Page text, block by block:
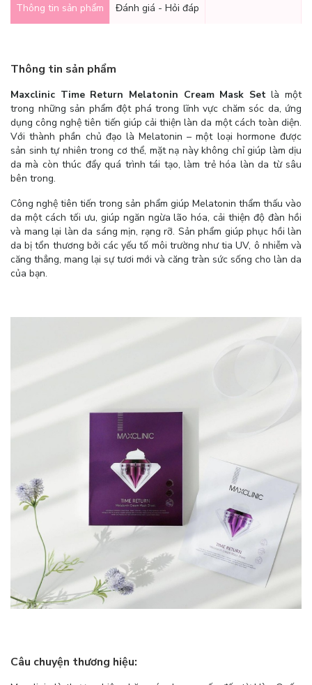
Thông tin sản phẩm Đánh giá - Hỏi đáp
Thông tin sản phẩm
Maxclinic Time Return Melatonin Cream Mask Setlà một
trong những sản phẩm đột phá trong lĩnh vực chăm sóc da, ứng
dụng công nghệ tiên tiến giúp cải thiện làn da một cách toàn diện.
Với thành phần chủ đạo là Melatonin – một loại hormone được
sản sinh tự nhiên trong cơ thể, mặt nạ này không chỉ giúp làm dịu
da mà còn thúc đẩy quá trình tái tạo, làm trẻ hóa làn da từ sâu
bên trong.
Công nghệ tiên tiến trong sản phẩm giúp Melatonin thẩm thấu vào
da một cách tối ưu, giúp ngăn ngừa lão hóa, cải thiện độ đàn hồi
và mang lại làn da sáng mịn, rạng rỡ. Sản phẩm giúp phục hồi làn
da bị tổn thương bởi các yếu tố môi trường như tia UV, ô nhiễm và
căng thẳng, mang lại sự tươi mới và căng tràn sức sống cho làn da
của bạn.
Câu chuyện thương hiệu: